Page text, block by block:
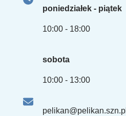
poniedziałek - piątek
10:00 - 18:00
sobota
10:00 - 13:00
pelikan@pelikan.szn.pl